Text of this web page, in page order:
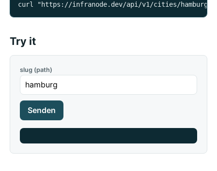
curl "https://infranode.dev/api/v1/cities/hamburg/
Try it
slug (path)
Senden